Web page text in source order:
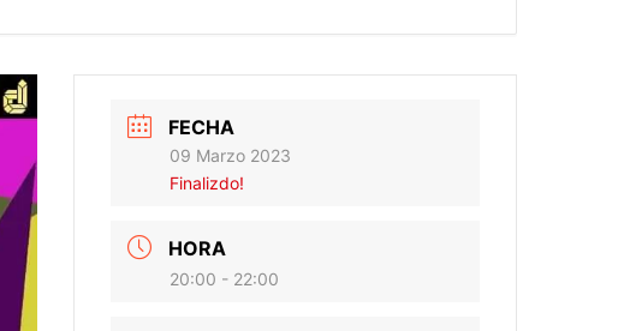
FECHA
09 Marzo 2023
Finalizdo!
HORA
20:00 - 22:00